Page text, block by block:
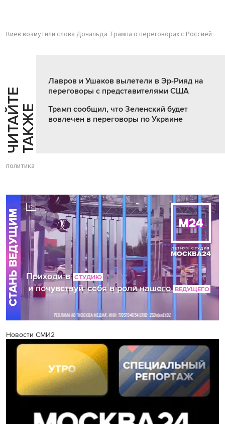
Киев возмутили слова Дональда Трампа о переговорах с Россией
Ч
И
Т
АЙ
Т
Е
Т
А
К
ЖЕ
Лавров и Ушаков вылетели в Эр-Рияд на
переговоры с представителями США
Трамп сообщил, что Зеленский будет
вовлечен в переговоры по Украине
политика
Новости СМИ2